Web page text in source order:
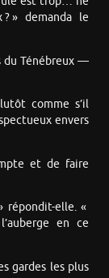
? » demanda le
du Ténébreux —
comme s’il
envers
et de faire
répondit-elle. «
en ce
gardes les plus